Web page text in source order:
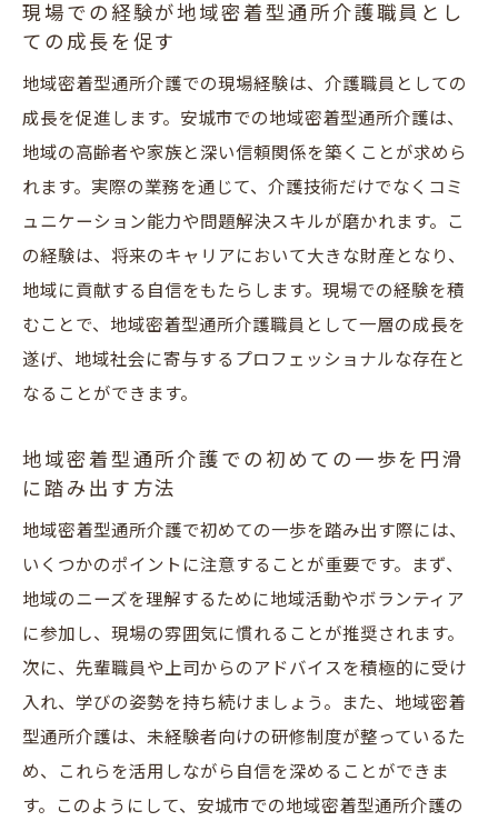
地域貢献を実現する
地域密着型通所介護を通じた地域貢献の具
体例
介護職員としての地域密着型通所介護での
地域貢献の方法
安城市における地域密着型通所介護の社会
的意義
地域密着型通所介護での地域住民との関わ
り方
地域密着型通所介護が地域に与える影響と
その役割
ピソード
介護職員としてのスキルを磨き地域密着型通所
地域密着型通所介護でのスキルアップのた
めの取り組み
介護職員が地域密着型通所介護で活躍する
ための必須スキル
地域密着型通所介護での実務経験を通じた
スキル向上
安城市での地域密着型通所介護職員のスキ
現場での経験が地域密着型通所介護職員とし
ての成長を促す
地域密着型通所介護での現場経験は、介護職員としての
成長を促進します。安城市での地域密着型通所介護は、
地域の高齢者や家族と深い信頼関係を築くことが求めら
れます。実際の業務を通じて、介護技術だけでなくコミ
ュニケーション能力や問題解決スキルが磨かれます。こ
の経験は、将来のキャリアにおいて大きな財産となり、
地域に貢献する自信をもたらします。現場での経験を積
むことで、地域密着型通所介護職員として一層の成長を
遂げ、地域社会に寄与するプロフェッショナルな存在と
なることができます。
地域密着型通所介護での初めての一歩を円滑
に踏み出す方法
地域密着型通所介護で初めての一歩を踏み出す際には、
いくつかのポイントに注意することが重要です。まず、
地域のニーズを理解するために地域活動やボランティア
に参加し、現場の雰囲気に慣れることが推奨されます。
次に、先輩職員や上司からのアドバイスを積極的に受け
入れ、学びの姿勢を持ち続けましょう。また、地域密着
型通所介護は、未経験者向けの研修制度が整っているた
め、これらを活用しながら自信を深めることができま
す。このようにして、安城市での地域密着型通所介護の